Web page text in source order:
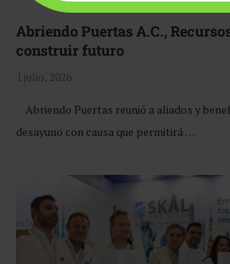
Abriendo Puertas A.C.,
construir futuro
1 julio, 2026
Abriendo Puertas reunió a aliados y
desayuno con causa que permitirá …